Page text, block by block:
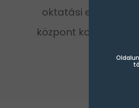
oktatási
központ kollégái